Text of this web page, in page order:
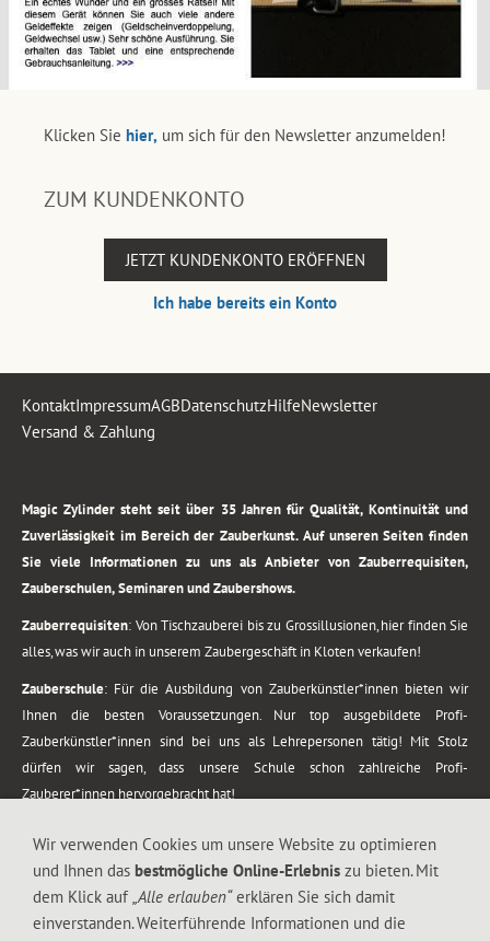
Klicken Sie hier, um sich für den Newsletter anzumelden!
ZUM KUNDENKONTO
JETZT KUNDENKONTO ERÖFFNEN
Ich habe bereits ein Konto
KontaktImpressumAGBDatenschutzHilfeNewsletter
Versand & Zahlung
Magic Zylinder steht seit über 35 Jahren für Qualität, Kontinuität und
Zuverlässigkeit im Bereich der Zauberkunst. Auf unseren Seiten finden
Sie viele Informationen zu uns als Anbieter von Zauberrequisiten,
Zauberschulen, Seminaren und Zaubershows.
Zauberrequisiten: Von Tischzauberei bis zu Grossillusionen, hier finden Sie
alles, was wir auch in unserem Zaubergeschäft in Kloten verkaufen!
Zauberschule: Für die Ausbildung von Zauberkünstler*innen bieten wir
Ihnen die besten Voraussetzungen. Nur top ausgebildete Profi-
Zauberkünstler*innen sind bei uns als Lehrepersonen tätig! Mit Stolz
dürfen wir sagen, dass unsere Schule schon zahlreiche Profi-
Zauberer*innen hervorgebracht hat!
vom Kinderprogramm bis zur Tischzauberei. Lassen Sie sich faszinieren von
meiner Zauber-Sprech-Show, angerührt mit sprachlichen Sequenzen,
gewürzt mit Gags und visuellen Illusionen wie Kaninchen, Vasen, Seilen,
Wir verwenden Cookies um unsere Website zu optimieren
und Ihnen das bestmögliche Online-Erlebnis zu bieten. Mit
dem Klick auf „Alle erlauben“erklären Sie sich damit
einverstanden. Weiterführende Informationen und die